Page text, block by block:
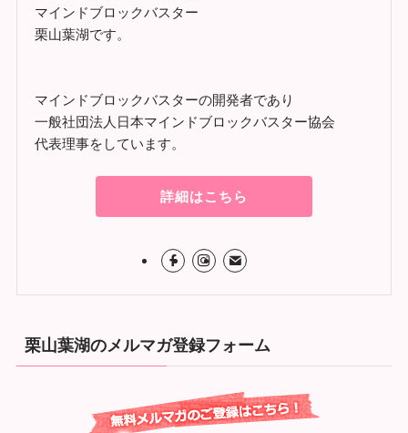
マインドブロックバスター
栗山葉湖です。
マインドブロックバスターの開発者であり
一般社団法人日本マインドブロックバスター協会
代表理事をしています。
詳細はこちら
栗山葉湖のメルマガ登録フォーム